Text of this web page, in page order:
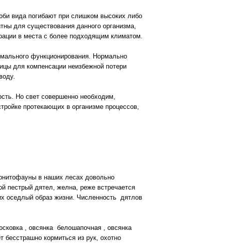
вида погибают при слишком высоких либо
для существования данного организма,
в места с более подходящим климатом.
функционирования. Нормально
для компенсации неизбежной потери
Но свет совершенно необходим,
протекающих в организме процессов,
в наших лесах довольно
пестрый дятел, желна, реже встречается
оседлый образ жизни. Численность дятлов
, овсянка белошапочная , овсянка
кормиться из рук, охотно